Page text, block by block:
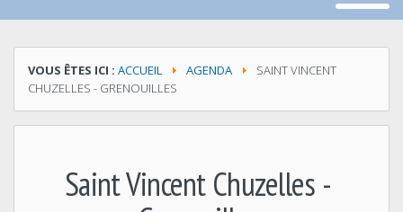
VOUS ÊTES ICI : ACCUEIL AGENDA
SAINT VINCENT
CHUZELLES - GRENOUILLES
Saint Vincent Chuzelles -